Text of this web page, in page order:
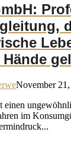
November
einen
im